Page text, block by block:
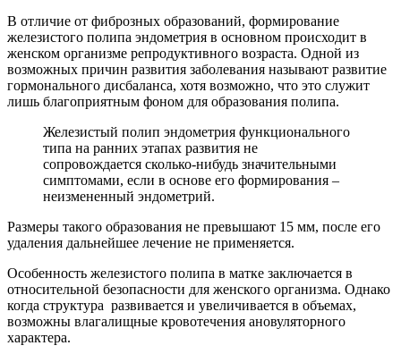
В отличие от фиброзных образований, формирование
железистого полипа эндометрия в основном происходит в
женском организме репродуктивного возраста. Одной из
возможных причин развития заболевания называют развитие
гормонального дисбаланса, хотя возможно, что это служит
лишь благоприятным фоном для образования полипа.
Железистый полип эндометрия функционального
типа на ранних этапах развития не
сопровождается сколько-нибудь значительными
симптомами, если в основе его формирования –
неизмененный эндометрий.
Размеры такого образования не превышают 15 мм, после его
удаления дальнейшее лечение не применяется.
Особенность железистого полипа в матке заключается в
относительной безопасности для женского организма. Однако
когда структура развивается и увеличивается в объемах,
возможны влагалищные кровотечения ановуляторного
характера.